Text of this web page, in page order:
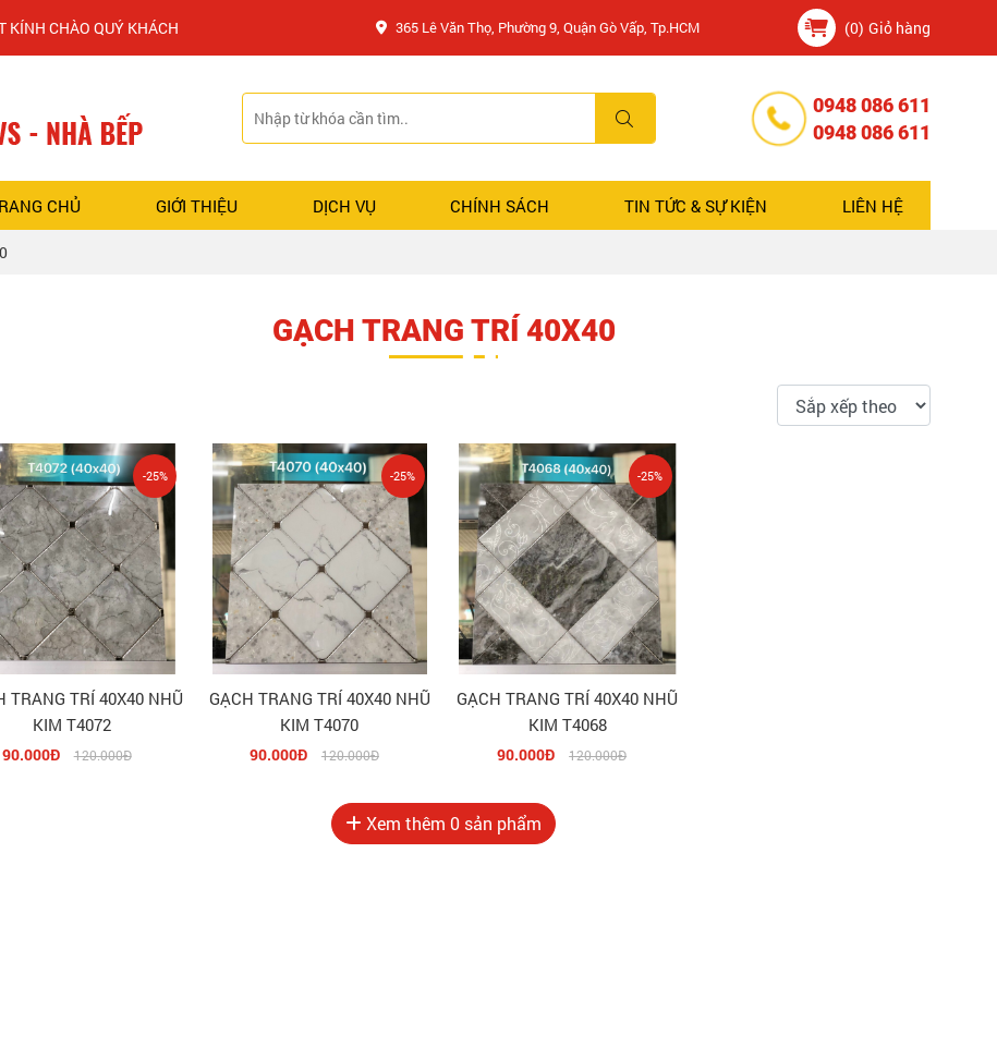
QUÝ KHÁCH 365 Lê Văn Thọ, Phường 9, Quận Gò Vấp, Tp.HCM (0) Giỏ hàng
0948 086 611
0948 086 611
CHỦ GIỚI THIỆU DỊCH VỤ CHÍNH SÁCH TIN TỨC & SỰ KIỆN LIÊN HỆ
GẠCH TRANG TRÍ 40X40
TRANG TRÍ 40X40 NHŨ
KIM T4072
90.000Đ 120.000Đ
-25%
GẠCH TRANG TRÍ 40X40 NHŨ
KIM T4070
90.000Đ 120.000Đ
-25%
GẠCH TRANG TRÍ 40X40 NHŨ
KIM T4068
90.000Đ 120.000Đ
-25%
Xem thêm 0 sản phẩm